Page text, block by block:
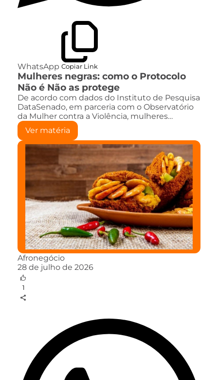
WhatsApp Copiar Link
Mulheres negras: como o Protocolo
Não é Não as protege
De acordo com dados do Instituto de Pesquisa
DataSenado, em parceria com o Observatório
da Mulher contra a Violência, mulheres…
Ver matéria
Afronegócio
28 de julho de 2026
1